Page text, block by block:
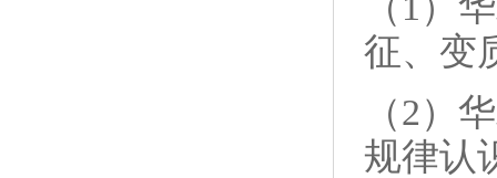
征、变
（2）
规律认